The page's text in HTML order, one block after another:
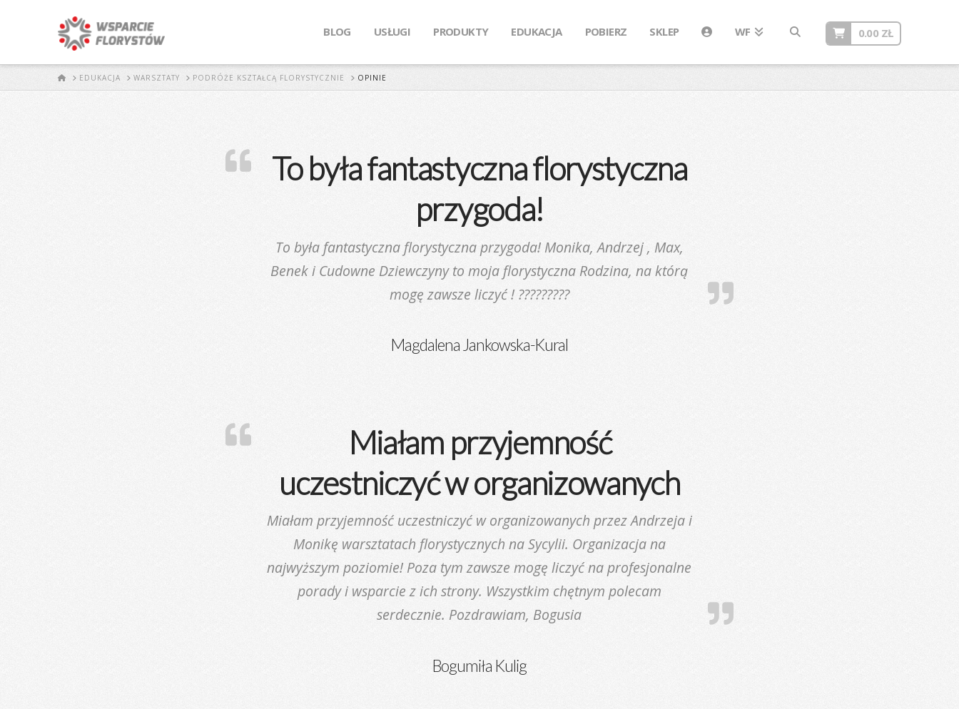
BLOG USŁUGI PRODUKTY EDUKACJA POBIERZ SKLEP WF 0.00 ZŁ
STARTEDUKACJA WARSZTATY PODRÓŻE KSZTAŁCĄ FLORYSTYCZNIE OPINIE
To była fantastyczna florystyczna
przygoda!
To była fantastyczna florystyczna przygoda! Monika, Andrzej , Max,
Benek i Cudowne Dziewczyny to moja florystyczna Rodzina, na którą
mogę zawsze liczyć ! ?????????
Magdalena Jankowska-Kural
Miałam przyjemność
uczestniczyć w organizowanych
Miałam przyjemność uczestniczyć w organizowanych przez Andrzeja i
Monikę warsztatach florystycznych na Sycylii. Organizacja na
najwyższym poziomie! Poza tym zawsze mogę liczyć na profesjonalne
porady i wsparcie z ich strony. Wszystkim chętnym polecam
serdecznie. Pozdrawiam, Bogusia
Bogumiła Kulig